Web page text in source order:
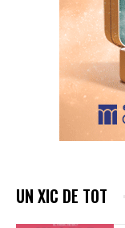
UN XIC DE TOT